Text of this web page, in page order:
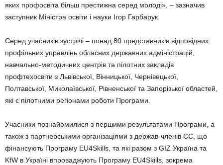
яких профосвіта більш престижна серед молоді», – зазначив
заступник Міністра освіти і науки Ігор Гарбарук.
Серед учасників зустрічі – понад 80 представників відповідних
профільних управлінь обласних державних адміністрацій,
навчально-методичних центрів та пілотних закладів
профтехосвіти з Львівської, Вінницької, Чернівецької,
Полтавської, Миколаївської, Рівненської та Запорізької областей,
які є пілотними регіонами роботи Програми.
Учасники познайомилися з першими результатами Програми, а
також з партнерськими організаціями з держав-членів ЄС, що
фінансують Програму EU4Skills, та які разом з GIZ Україна та
KfW в Україні впроваджують Програму EU4Skills, зокрема